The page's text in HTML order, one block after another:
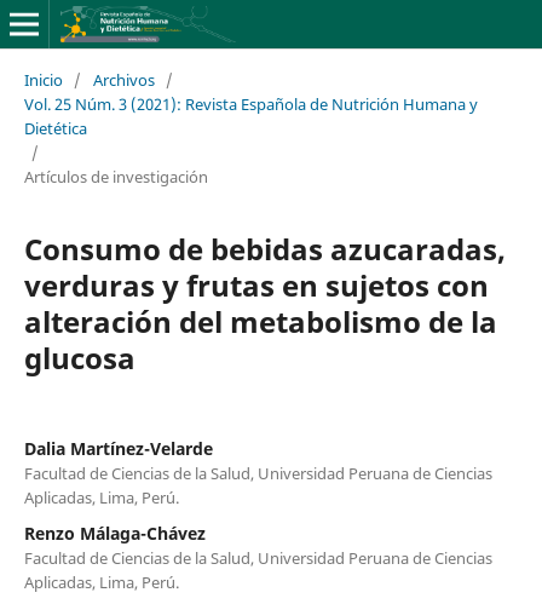
Inicio / Archivos /
Vol. 25 Núm. 3 (2021): Revista Española de Nutrición Humana y
Dietética
/
Artículos de investigación
Consumo de bebidas azucaradas,
verduras y frutas en sujetos con
alteración del metabolismo de la
glucosa
Dalia Martínez-Velarde
Facultad de Ciencias de la Salud, Universidad Peruana de Ciencias
Aplicadas, Lima, Perú.
Renzo Málaga-Chávez
Facultad de Ciencias de la Salud, Universidad Peruana de Ciencias
Aplicadas, Lima, Perú.